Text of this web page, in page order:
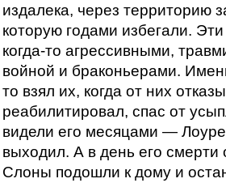
издалека, через территорию
которую годами избегали.
когда-то агрессивными,
войной и браконьерами.
то взял их, когда от них
реабилитировал, спас от
видели его месяцами —
выходил. А в день его смерти
Слоны подошли к дому и